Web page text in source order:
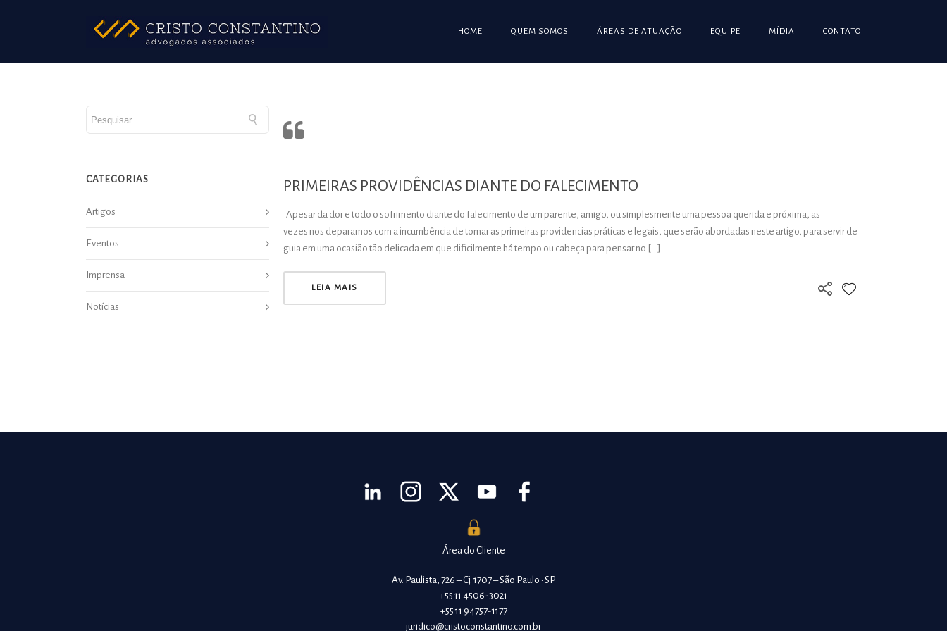
HOME QUEM SOMOS ÁREAS DE ATUAÇÃO EQUIPE MÍDIA CONTATO
CATEGORIAS
Artigos
Eventos
Imprensa
Notícias
PRIMEIRAS PROVIDÊNCIAS DIANTE DO FALECIMENTO
Apesar da dor e todo o sofrimento diante do falecimento de um parente, amigo, ou simplesmente uma pessoa querida e próxima, as
vezes nos deparamos com a incumbência de tomar as primeiras providencias práticas e legais, que serão abordadas neste artigo, para servir de
guia em uma ocasião tão delicada em que dificilmente há tempo ou cabeça para pensar no […]
LEIA MAIS
Área do Cliente
Av. Paulista, 726 – Cj. 1707 – São Paulo • SP
+55 11 4506-3021
+55 11 94757-1177
juridico@cristoconstantino.com.br